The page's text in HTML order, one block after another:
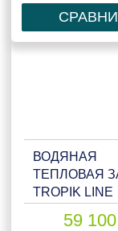
ВОДЯНАЯ
ТЕПЛОВАЯ
TROPIK LINE
59